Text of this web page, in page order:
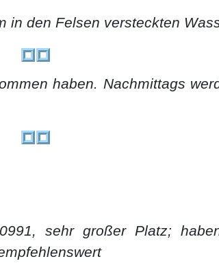
den Felsen versteckten
haben. Nachmittags
sehr großer Platz;